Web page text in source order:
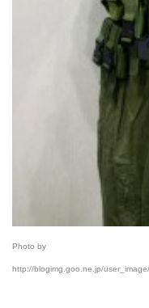
Photo by
http://blogimg.goo.ne.jp/